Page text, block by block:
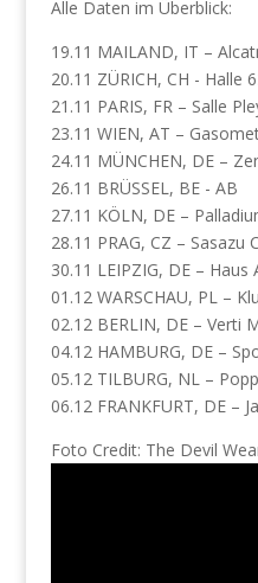
Alle Daten im Überblick:
19.11 MAILAND, IT –
20.11 ZÜRICH, CH - Halle
21.11 PARIS, FR – Salle
23.11 WIEN, AT –
24.11 MÜNCHEN, DE –
26.11 BRÜSSEL, BE - AB
27.11 KÖLN, DE –
28.11 PRAG, CZ – Sasazu
30.11 LEIPZIG, DE – Haus
01.12 WARSCHAU, PL –
02.12 BERLIN, DE – Verti
04.12 HAMBURG, DE –
05.12 TILBURG, NL –
06.12 FRANKFURT, DE –
Foto Credit: The Devil